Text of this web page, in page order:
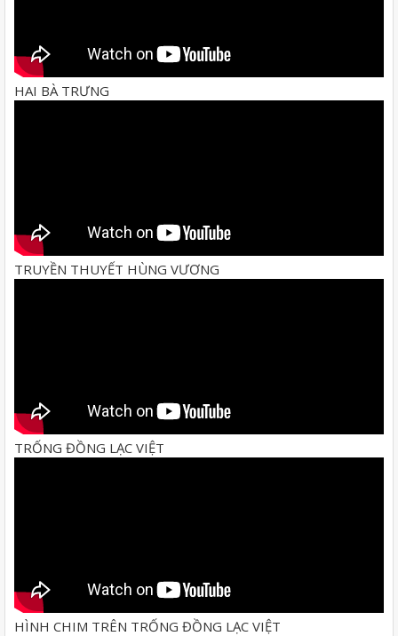
HAI BÀ TRƯNG
TRUYỀN THUYẾT HÙNG VƯƠNG
TRỐNG ĐỒNG LẠC VIỆT
HÌNH CHIM TRÊN TRỐNG ĐỒNG LẠC VIỆT